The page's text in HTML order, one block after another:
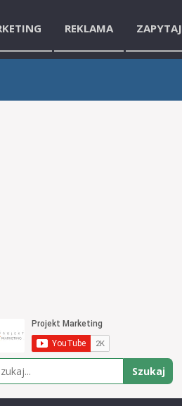
REKLAMA ZAPYTAJ